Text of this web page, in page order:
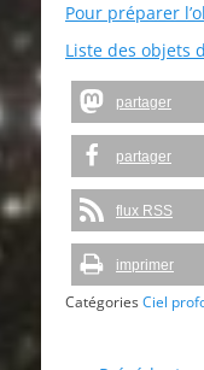
Pour préparer
Liste des objets
partager
partager
flux RSS
imprimer
CatégoriesCiel